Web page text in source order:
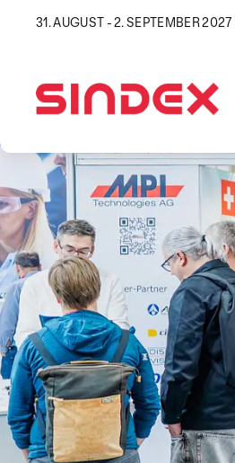
31. AUGUST - 2. SEPTEMBER 2027